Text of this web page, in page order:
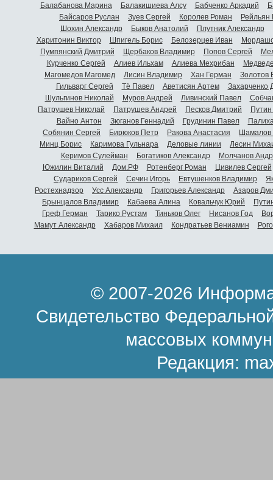
Балабанова Марина
Балакишиева Алсу Бабченко Аркадий
Байсаров Руслан
Зуев Сергей Королев Роман
Шохин Александр
Быков Анатолий Плутник Александр
Харитонин Виктор
Шпигель Борис Белозерцев Иван
Пумпянский Дмитрий
Щербаков Владимир Попов Сергей
Курченко Сергей
Алиев Ильхам Алиева Мехрибан
Магомедов Магомед
Лисин Владимир Хан Герман
Золотов
Гильварг Сергей
Тё Павел Аветисян Артем
Захарченко
Шульгинов Николай
Муров Андрей Ливинский Павел
Патрушев Николай
Патрушев Андрей Песков Дмитрий
Вайно Антон
Зюганов Геннадий Грудинин Павел
Собянин Сергей
Бирюков Петр Ракова Анастасия
Шамалов
Минц Борис
Каримова Гульнара Деловые линии
Лесин
Керимов Сулейман
Богатиков Александр
Молчанов
Южилин Виталий
Дом.РФ Ротенберг Роман
Цивилев Сергей
Судариков Сергей
Сечин Игорь Евтушенков Владимир
Ростехнадзор
Усс Александр Григорьев Александр
Азаров
Брынцалов Владимир
Кабаева Алина Ковальчук Юрий
Греф Герман
Тарико Рустам Тиньков Олег Нисанов Год
Мамут Александр
Хабаров Михаил Кондратьев Вениамин
© 2007-2026
Свидетельство
массовых
Редакция: